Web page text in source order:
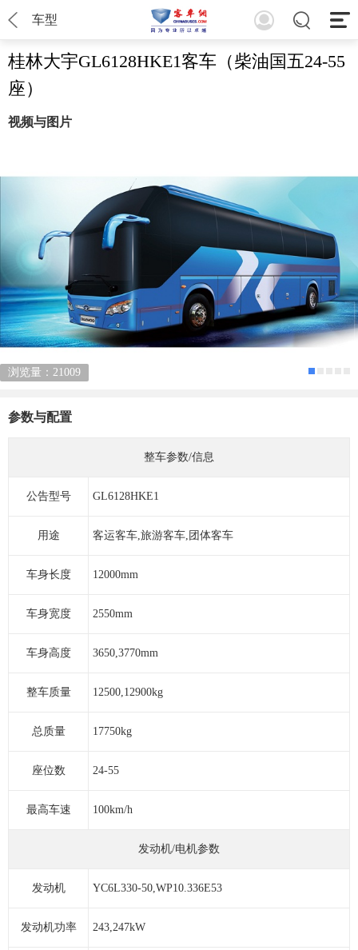
车型
桂林大宇GL6128HKE1客车（柴油国五24-55
座）
视频与图片
浏览量：21009
参数与配置
整车参数/信息
公告型号 GL6128HKE1
用途 客运客车,旅游客车,团体客车
车身长度 12000mm
车身宽度 2550mm
车身高度 3650,3770mm
整车质量 12500,12900kg
总质量 17750kg
座位数 24-55
最高车速 100km/h
发动机/电机参数
发动机 YC6L330-50,WP10.336E53
发动机功率 243,247kW